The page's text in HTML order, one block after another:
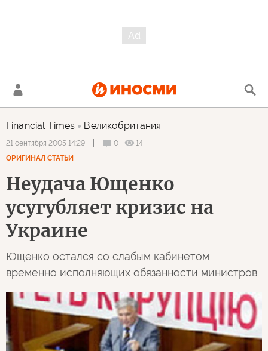
Financial Times Великобритания
21 сентября 2005 14:29 0
14
ОРИГИНАЛ СТАТЬИ
Неудача Ющенко
усугубляет кризис на
Украине
Ющенко остался со слабым кабинетом
временно исполняющих обязанности министров